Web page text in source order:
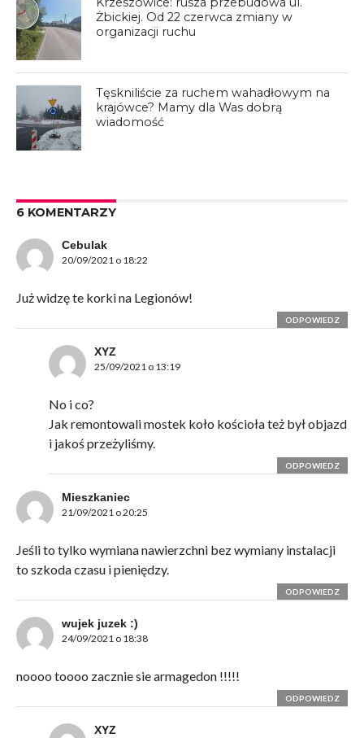
Żbickiej. Od 22 czerwca zmiany w
organizacji ruchu
Tęskniliście za ruchem wahadłowym na
krajówce? Mamy dla Was dobrą
wiadomość
6 KOMENTARZY
Cebulak
20/09/2021 o 18:22
Już widzę te korki na Legionów!
ODPOWIEDZ
XYZ
25/09/2021 o 13:19
No i co?
Jak remontowali mostek koło kościoła też był objazd
i jakoś przeżyliśmy.
ODPOWIEDZ
Mieszkaniec
21/09/2021 o 20:25
Jeśli to tylko wymiana nawierzchni bez wymiany instalacji
to szkoda czasu i pieniędzy.
ODPOWIEDZ
wujek juzek :)
24/09/2021 o 18:38
noooo toooo zacznie sie armagedon !!!!!
ODPOWIEDZ
XYZ